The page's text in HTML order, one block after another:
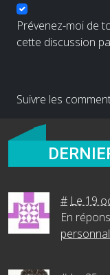
Prévenez-moi de
cette discussion
Suivre les
# Le 19
En